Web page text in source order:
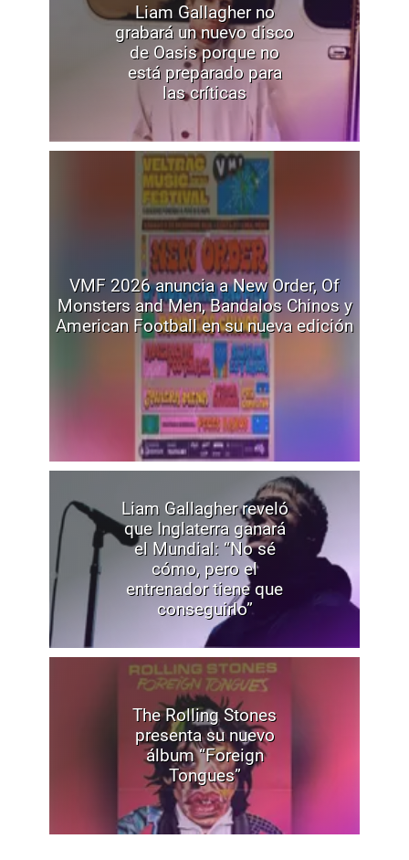
Liam Gallagher no
grabará un nuevo disco
de Oasis porque no
está preparado para
las críticas
VMF 2026 anuncia a New Order, Of
Monsters and Men, Bandalos Chinos y
American Football en su nueva edición
Liam Gallagher reveló
que Inglaterra ganará
el Mundial: “No sé
cómo, pero el
entrenador tiene que
conseguirlo”
The Rolling Stones
presenta su nuevo
álbum “Foreign
Tongues”